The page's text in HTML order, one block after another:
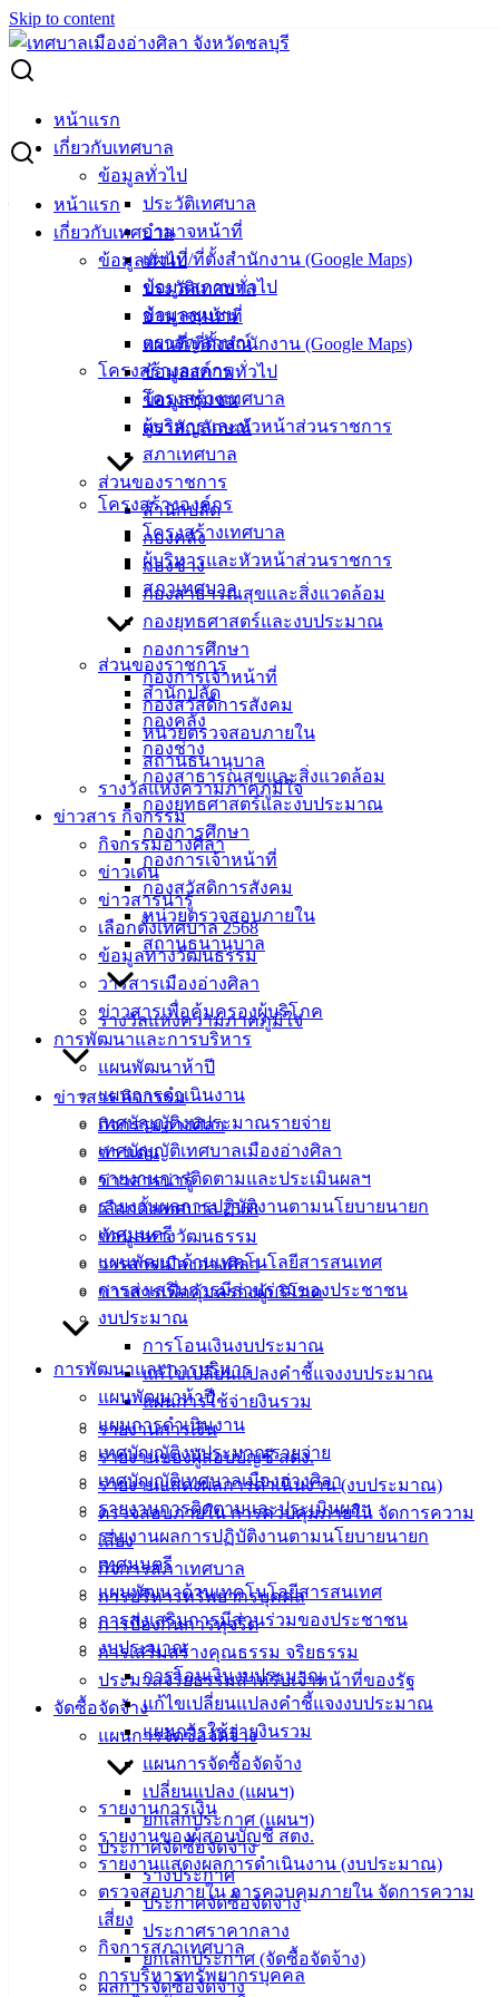
Skip to content
หน้าแรก
เกี่ยวกับเทศบาล
ข้อมูลทั่วไป
ประวัติเทศบาล
อำนาจหน้าที่
แผนที่/ที่ตั้งสำนักงาน (Google Maps)
ข้อมูลสภาพทั่วไป
ข้อมูลชุมชน
ตราสัญลักษณ์
โครงสร้างองค์กร
โครงสร้างเทศบาล
ผู้บริหารและหัวหน้าส่วนราชการ
สภาเทศบาล
ส่วนของราชการ
สำนักปลัด
กองคลัง
กองช่าง
กองสาธารณสุขและสิ่งแวดล้อม
กองยุทธศาสตร์และงบประมาณ
กองการศึกษา
กองการเจ้าหน้าที่
กองสวัสดิการสังคม
หน่วยตรวจสอบภายใน
สถานธนานุบาล
รางวัลแห่งความภาคภูมิใจ
ข่าวสาร กิจกรรม
กิจกรรมอ่างศิลา
ข่าวเด่น
ข่าวสารน่ารู้
เลือกตั้งเทศบาล 2568
ข้อมูลทางวัฒนธรรม
วารสารเมืองอ่างศิลา
ข่าวสารเพื่อคุ้มครองผู้บริโภค
การพัฒนาและการบริหาร
แผนพัฒนาห้าปี
แผนการดำเนินงาน
เทศบัญญัติงบประมาณรายจ่าย
เทศบัญญัติเทศบาลเมืองอ่างศิลา
รายงานการติดตามและประเมินผลฯ
รายงานผลการปฏิบัติงานตามนโยบายนายก
เทศมนตรี
แผนพัฒนาด้านเทคโนโลยีสารสนเทศ
การส่งเสริมการมีส่วนร่วมของประชาชน
งบประมาณ
การโอนเงินงบประมาณ
แก้ไขเปลี่ยนแปลงคำชี้แจงงบประมาณ
แผนการใช้จ่ายงินรวม
รายงานการเงิน
รายงานของผู้สอบบัญชี สตง.
รายงานแสดงผลการดำเนินงาน (งบประมาณ)
ตรวจสอบภายใน การควบคุมภายใน จัดการความ
เสี่ยง
กิจการสภาเทศบาล
การบริหารทรัพยากรบุคคล
การป้องกันการทุจริต
การเสริมสร้างคุณธรรม จริยธรรม
ประมวลจริยธรรมสำหรับเจ้าหน้าที่ของรัฐ
จัดซื้อจัดจ้าง
แผนการจัดซื้อจัดจ้าง
แผนการจัดซื้อจัดจ้าง
เปลี่ยนแปลง (แผนฯ)
ยกเลิกประกาศ (แผนฯ)
ประกาศจัดซื้อจัดจ้าง
ร่างประกาศ
ประกาศจัดซื้อจัดจ้าง
ประกาศราคากลาง
ยกเลิกประกาศ (จัดซื้อจัดจ้าง)
ผลการจัดซื้อจัดจ้าง
หน้าแรก
เกี่ยวกับเทศบาล
ข้อมูลทั่วไป
ประวัติเทศบาล
อำนาจหน้าที่
แผนที่/ที่ตั้งสำนักงาน (Google Maps)
ข้อมูลสภาพทั่วไป
ข้อมูลชุมชน
ตราสัญลักษณ์
โครงสร้างองค์กร
โครงสร้างเทศบาล
ผู้บริหารและหัวหน้าส่วนราชการ
สภาเทศบาล
ส่วนของราชการ
สำนักปลัด
กองคลัง
กองช่าง
กองสาธารณสุขและสิ่งแวดล้อม
กองยุทธศาสตร์และงบประมาณ
กองการศึกษา
กองการเจ้าหน้าที่
กองสวัสดิการสังคม
หน่วยตรวจสอบภายใน
สถานธนานุบาล
รางวัลแห่งความภาคภูมิใจ
ข่าวสาร กิจกรรม
กิจกรรมอ่างศิลา
ข่าวเด่น
ข่าวสารน่ารู้
เลือกตั้งเทศบาล 2568
ข้อมูลทางวัฒนธรรม
วารสารเมืองอ่างศิลา
ข่าวสารเพื่อคุ้มครองผู้บริโภค
การพัฒนาและการบริหาร
แผนพัฒนาห้าปี
แผนการดำเนินงาน
เทศบัญญัติงบประมาณรายจ่าย
เทศบัญญัติเทศบาลเมืองอ่างศิลา
รายงานการติดตามและประเมินผลฯ
รายงานผลการปฏิบัติงานตามนโยบายนายก
เทศมนตรี
แผนพัฒนาด้านเทคโนโลยีสารสนเทศ
การส่งเสริมการมีส่วนร่วมของประชาชน
งบประมาณ
การโอนเงินงบประมาณ
แก้ไขเปลี่ยนแปลงคำชี้แจงงบประมาณ
แผนการใช้จ่ายงินรวม
รายงานการเงิน
รายงานของผู้สอบบัญชี สตง.
รายงานแสดงผลการดำเนินงาน (งบประมาณ)
ตรวจสอบภายใน การควบคุมภายใน จัดการความ
เสี่ยง
กิจการสภาเทศบาล
การบริหารทรัพยากรบุคคล
Search for:
รายงานการรับ – จ่ายเงินประจำปีงบประมาณ พ.ศ. 2565
รายงานการรับ – จ่ายเงินประจำ
ปีงบประมาณ พ.ศ. 2565
ตุลาคม 27, 2022 สิงหาคม 6, 2024
รายงานการเงิน
รายงานการรับ – จ่ายเงินประจำปีงบประมาณ
ดาวน์โหลด
เมืองอ่าง
เทศบาลเมือง
อ.เมือง จ.ชลบุรี
ติดต่อ :
142-100-104
บริการ
ประชาชน
ดาวน์โหลด
แบบ
ฟอร์ม,
เอกสาร
คู่มือ
สำหรับ
ประชาชน/
คู่มือการ
ปฏิบัติ
งาน
ข่าวสาร
น่ารู้
ศุนย์
ข่าวสาร
อิเล็กทรอนิกส์
องค์
ความรู้
(Knowledge
Management)
เทศบาล
สายตรง
นายก
ประวัติ
เทศบาล
ผู้บริหาร
ส่วน
เทศบาล
สงวนลิขสิทธิ์ © 2563 เทศบาลเมืองอ่างศิลา จังหวัดชลบุรี |